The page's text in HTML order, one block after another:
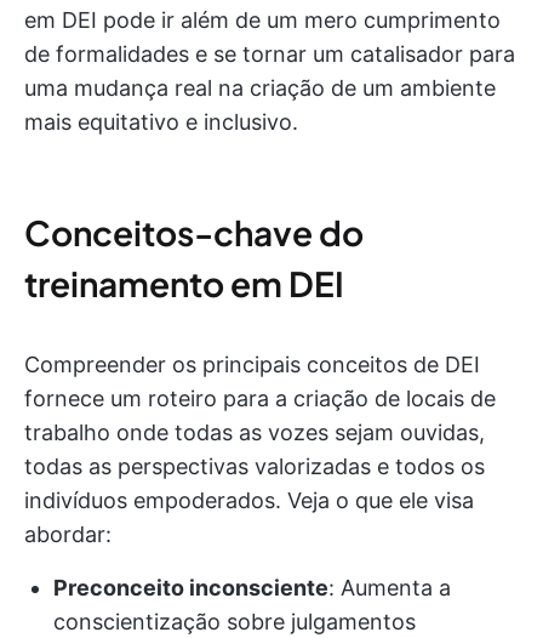
em DEI pode ir além de um mero cumprimento
de formalidades e se tornar um catalisador para
uma mudança real na criação de um ambiente
mais equitativo e inclusivo.
Conceitos-chave do
treinamento em DEI
Compreender os principais conceitos de DEI
fornece um roteiro para a criação de locais de
trabalho onde todas as vozes sejam ouvidas,
todas as perspectivas valorizadas e todos os
indivíduos empoderados. Veja o que ele visa
abordar:
Preconceito inconsciente: Aumenta a
conscientização sobre julgamentos